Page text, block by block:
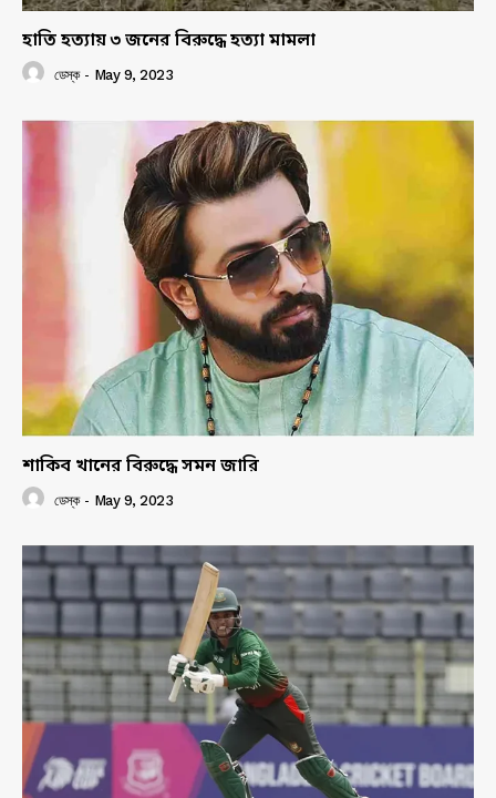
হাতি হত্যায় ৩ জনের বিরুদ্ধে হত্যা মামলা
ডেস্ক - May 9, 2023
শাকিব খানের বিরুদ্ধে সমন জারি
ডেস্ক - May 9, 2023